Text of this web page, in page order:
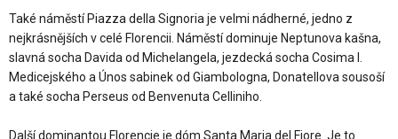
Také náměstí Piazza della Signoria je velmi nádherné, jedno z
nejkrásnějších v celé Florencii. Náměstí dominuje Neptunova kašna,
slavná socha Davida od Michelangela, jezdecká socha Cosima I.
Medicejského a Únos sabinek od Giambologna, Donatellova sousoší
a také socha Perseus od Benvenuta Celliniho.
Další dominantou Florencie je dóm Santa Maria del Fiore. Je to